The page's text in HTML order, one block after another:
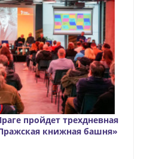
пройдет трехдневная
книжная башня»